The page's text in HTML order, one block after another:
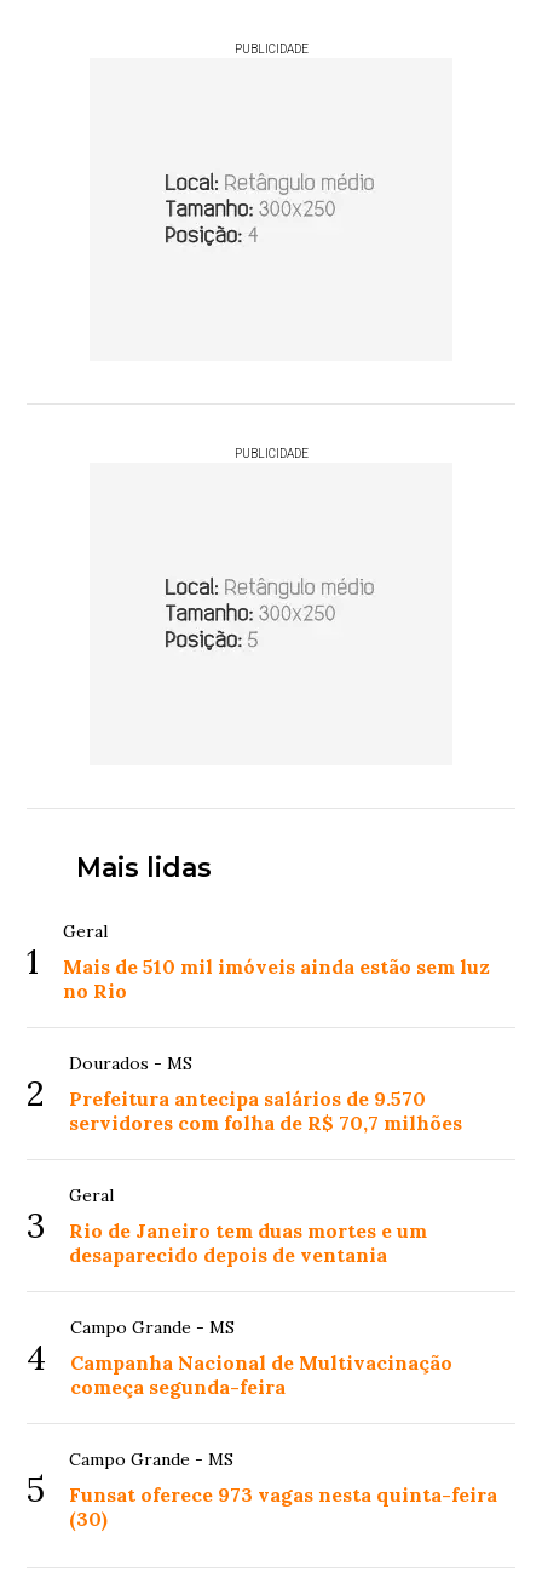
PUBLICIDADE
PUBLICIDADE
Mais lidas
1
Geral
Mais de 510 mil imóveis ainda estão sem luz
no Rio
2
Dourados - MS
Prefeitura antecipa salários de 9.570
servidores com folha de R$ 70,7 milhões
3
Geral
Rio de Janeiro tem duas mortes e um
desaparecido depois de ventania
4
Campo Grande - MS
Campanha Nacional de Multivacinação
começa segunda-feira
5
Campo Grande - MS
Funsat oferece 973 vagas nesta quinta-feira
(30)